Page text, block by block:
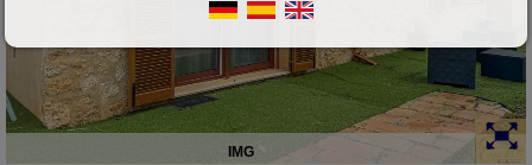
IMG